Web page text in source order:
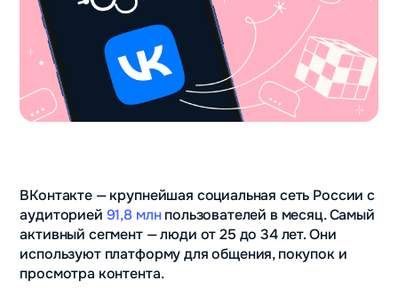
ВКонтакте — крупнейшая социальная сеть России с
аудиторией 91,8 млнпользователей в месяц. Самый
активный сегмент — люди от 25 до 34 лет. Они
используют платформу для общения, покупок и
просмотра контента.